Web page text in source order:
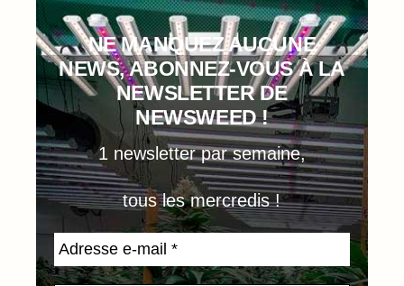
NE MANQUEZ AUCUNE
NEWS, ABONNEZ-VOUS À LA
NEWSLETTER DE
NEWSWEED !
1 newsletter par semaine,
tous les mercredis !